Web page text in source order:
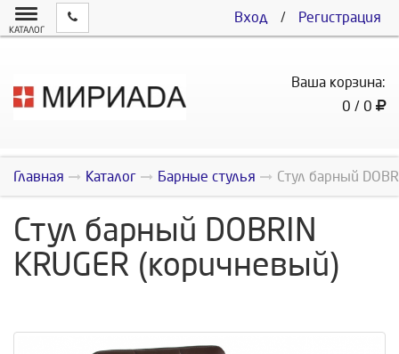
Вход / Регистрация
КАТАЛОГ
Ваша корзина:
0 / 0
Главная Каталог Барные стулья Стул барный
Стул барный DOBRIN
KRUGER (коричневый)